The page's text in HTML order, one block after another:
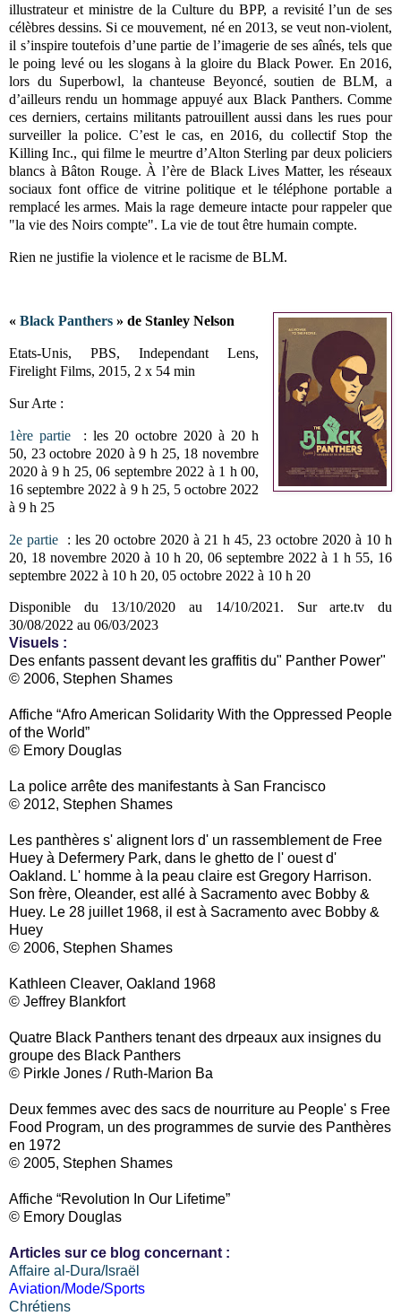
illustrateur et ministre de la Culture du BPP, a revisité l’un de ses
célèbres dessins. Si ce mouvement, né en 2013, se veut non-violent,
il s’inspire toutefois d’une partie de l’imagerie de ses aînés, tels que
le poing levé ou les slogans à la gloire du Black Power. En 2016,
lors du Superbowl, la chanteuse Beyoncé, soutien de BLM, a
d’ailleurs rendu un hommage appuyé aux Black Panthers. Comme
ces derniers, certains militants patrouillent aussi dans les rues pour
surveiller la police. C’est le cas, en 2016, du collectif Stop the
Killing Inc., qui filme le meurtre d’Alton Sterling par deux policiers
blancs à Bâton Rouge. À l’ère de Black Lives Matter, les réseaux
sociaux font office de vitrine politique et le téléphone portable a
remplacé les armes. Mais la rage demeure intacte pour rappeler que
"la vie des Noirs compte". La vie de tout être humain compte.
Rien ne justifie la violence et le racisme de BLM.
« Black Panthers » de Stanley Nelson
Etats-Unis, PBS, Independant Lens,
Firelight Films, 2015, 2 x 54 min
Sur Arte :
1ère partie : les 20 octobre 2020 à 20 h
50, 23 octobre 2020 à 9 h 25, 18 novembre
2020 à 9 h 25, 06 septembre 2022 à 1 h 00,
16 septembre 2022 à 9 h 25, 5 octobre 2022
à 9 h 25
2e partie : les 20 octobre 2020 à 21 h 45, 23 octobre 2020 à 10 h
20, 18 novembre 2020 à 10 h 20, 06 septembre 2022 à 1 h 55, 16
septembre 2022 à 10 h 20, 05 octobre 2022 à 10 h 20
Disponible du 13/10/2020 au 14/10/2021. Sur arte.tvdu
30/08/2022 au 06/03/2023
Visuels :
Des enfants passent devant les graffitis du" Panther Power"
© 2006, Stephen Shames
Affiche “Afro American Solidarity With the Oppressed People
of the World”
© Emory Douglas
La police arrête des manifestants à San Francisco
© 2012, Stephen Shames
Les panthères s' alignent lors d' un rassemblement de Free
Huey à Defermery Park, dans le ghetto de l' ouest d'
Oakland. L' homme à la peau claire est Gregory Harrison.
Son frère, Oleander, est allé à Sacramento avec Bobby &
Huey. Le 28 juillet 1968, il est à Sacramento avec Bobby &
Huey
© 2006, Stephen Shames
Kathleen Cleaver, Oakland 1968
© Jeffrey Blankfort
Quatre Black Panthers tenant des drpeaux aux insignes du
groupe des Black Panthers
© Pirkle Jones / Ruth-Marion Ba
Deux femmes avec des sacs de nourriture au People' s Free
Food Program, un des programmes de survie des Panthères
en 1972
© 2005, Stephen Shames
Affiche “Revolution In Our Lifetime”
© Emory Douglas
Articles sur ce blog concernant :
Affaire al-Dura/Israël
Aviation/Mode/Sports
Chrétiens